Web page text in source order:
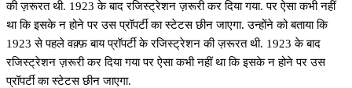
की ज़रूरत थी. 1923 के बाद रजिस्ट्रेशन ज़रूरी कर दिया गया. पर ऐसा कभी नहीं
था कि इसके न होने पर उस प्रॉपर्टी का स्टेटस छीन जाएगा. उन्होंने को बताया कि
1923 से पहले वक़्फ़ बाय प्रॉपर्टी के रजिस्ट्रेशन की ज़रूरत थी. 1923 के बाद
रजिस्ट्रेशन ज़रूरी कर दिया गया पर ऐसा कभी नहीं था कि इसके न होने पर उस
प्रॉपर्टी का स्टेटस छीन जाएगा.